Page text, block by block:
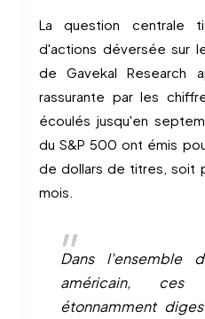
La question centrale
d'actions déversée sur
de Gavekal Research
rassurante par les
écoulés jusqu'en
du S&P 500 ont émis
de dollars de titres, soit
mois.
Dans l'ensemble
américain, ces
étonnamment